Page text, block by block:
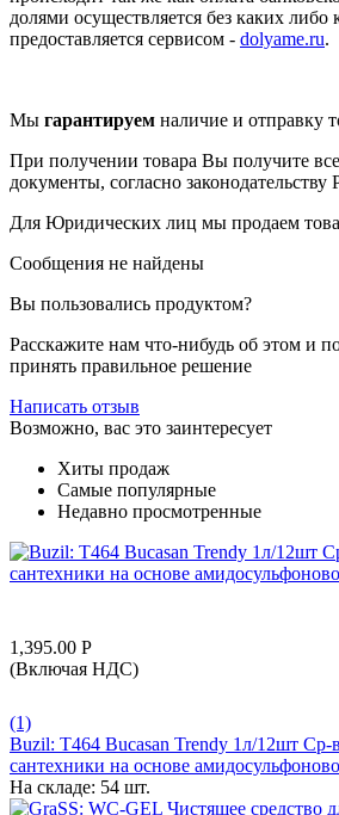
долями осуществляется без каких либо
предоставляется сервисом - dolyame.ru.
Мы гарантируем наличие и отправку
При получении товара Вы получите
документы, согласно законодательству
Для Юридических лиц мы продаем
Сообщения не найдены
Вы пользовались продуктом?
Расскажите нам что-нибудь об этом и
принять правильное решение
Написать отзыв
Возможно, вас это заинтересует
Хиты продаж
Самые популярные
Недавно просмотренные
1,395.00 Р
(Включая НДС)
(1)
Buzil: T464 Bucasan Trendy 1л/12шт Ср-
сантехники на основе
На складе: 54 шт.